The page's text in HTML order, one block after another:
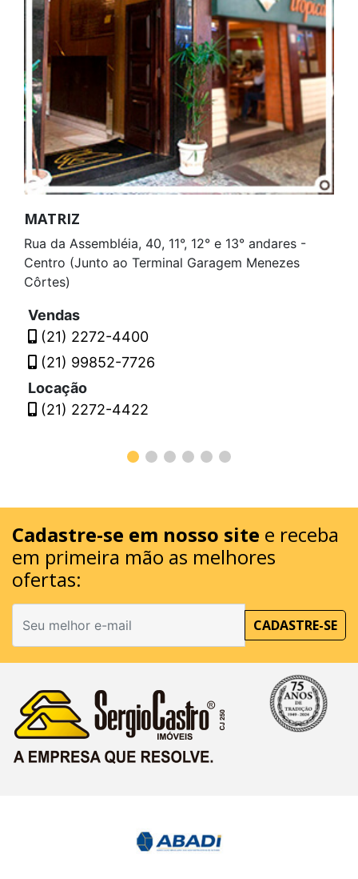
MATRIZ
Rua da Assembléia, 40, 11°, 12° e 13° andares -
Centro (Junto ao Terminal Garagem Menezes
Côrtes)
Vendas
(21) 2272-4400
(21) 99852-7726
Locação
(21) 2272-4422
Cadastre-se em nosso site e receba
em primeira mão as melhores
ofertas:
CADASTRE-SE